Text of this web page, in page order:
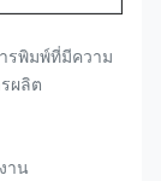
รพิมพ์ที่มีความ
ผลิต
าน